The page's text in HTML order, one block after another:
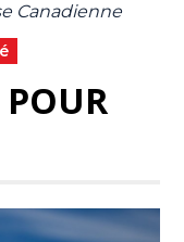
Canadienne